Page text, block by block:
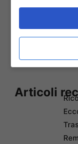
attaccato
Pagine:1 2 3
Articoli